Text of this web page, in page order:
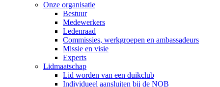
Onze organisatie
Bestuur
Medewerkers
Ledenraad
Commissies, werkgroepen en ambassadeurs
Missie en visie
Experts
Lidmaatschap
Lid worden van een duikclub
Individueel aansluiten bij de NOB